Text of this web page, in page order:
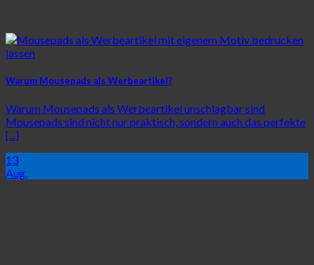
Warum Mousepads als Werbeartikel?
Warum Mousepads als Werbeartikel unschlagbar sind
Mousepads sind nicht nur praktisch, sondern auch das perfekte
[...]
13
Aug.